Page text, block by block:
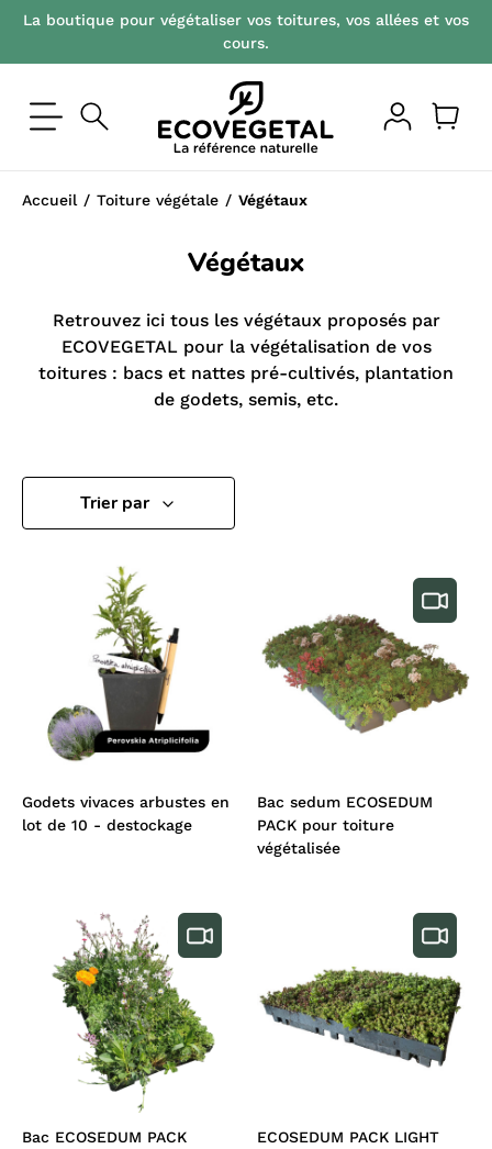
La boutique pour végétaliser vos toitures, vos allées et vos
cours.
Accueil Toiture végétale Végétaux
Végétaux
Retrouvez ici tous les végétaux proposés par
ECOVEGETAL pour la végétalisation de vos
toitures : bacs et nattes pré-cultivés, plantation
de godets, semis, etc.
Trier par
Godets vivaces arbustes en
lot de 10 - destockage
Bac sedum ECOSEDUM
PACK pour toiture
végétalisée
Bac ECOSEDUM PACK
ECOSEDUM PACK LIGHT